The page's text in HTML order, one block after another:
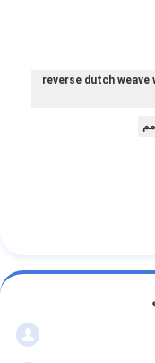
reverse dutch